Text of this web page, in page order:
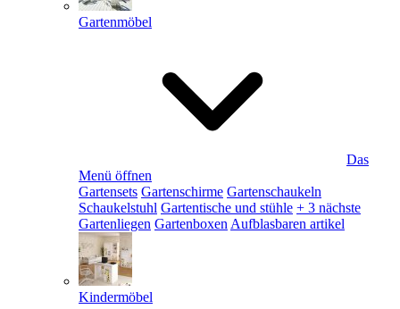
Gartenmöbel
Das
Menü öffnen
Gartensets Gartenschirme Gartenschaukeln
Schaukelstuhl Gartentische und stühle + 3 nächste
Gartenliegen Gartenboxen Aufblasbaren artikel
Kindermöbel